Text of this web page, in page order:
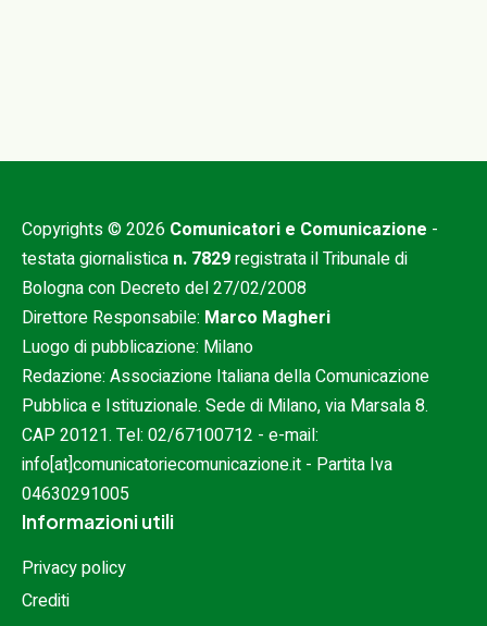
Copyrights © 2026 Comunicatori e Comunicazione -
testata giornalistica n. 7829registrata il Tribunale di
Bologna con Decreto del 27/02/2008
Direttore Responsabile: Marco Magheri
Luogo di pubblicazione: Milano
Redazione: Associazione Italiana della Comunicazione
Pubblica e Istituzionale. Sede di Milano, via Marsala 8.
CAP 20121. Tel: 02/67100712 - e-mail:
info[at]comunicatoriecomunicazione.it - Partita Iva
04630291005
Informazioni utili
Privacy policy
Crediti